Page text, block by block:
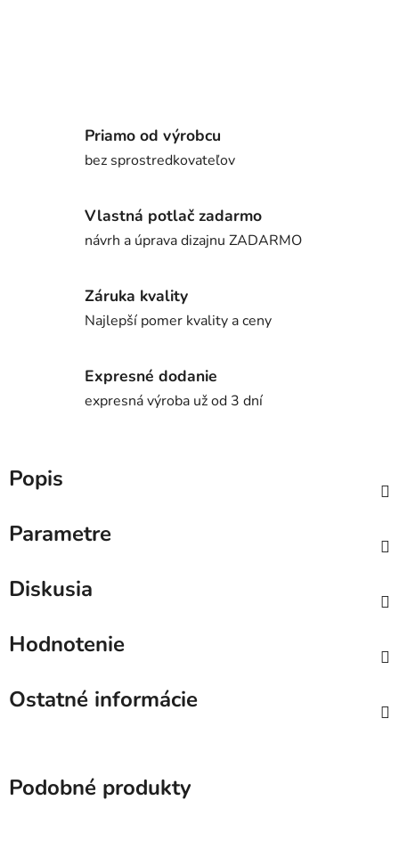
Priamo od výrobcu
bez sprostredkovateľov
Vlastná potlač zadarmo
návrh a úprava dizajnu ZADARMO
Záruka kvality
Najlepší pomer kvality a ceny
Expresné dodanie
expresná výroba už od 3 dní
Popis
Parametre
Diskusia
Hodnotenie
Ostatné informácie
Podobné produkty